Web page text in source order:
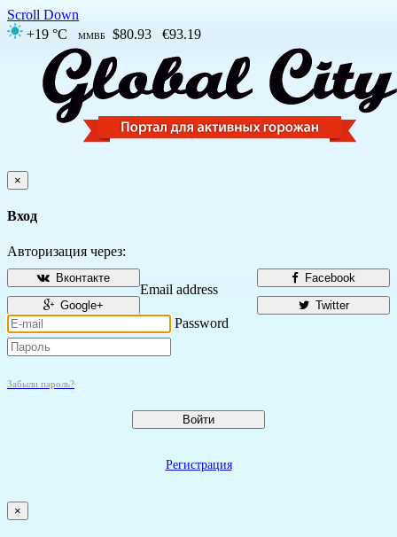
Scroll Down
+19 °C
ММВБ $80.93 €93.19
×
Вход
Авторизация через:
Facebook
Вконтакте
Twitter
Google+
Email address
Password
Забыли пароль?
Войти
Регистрация
×